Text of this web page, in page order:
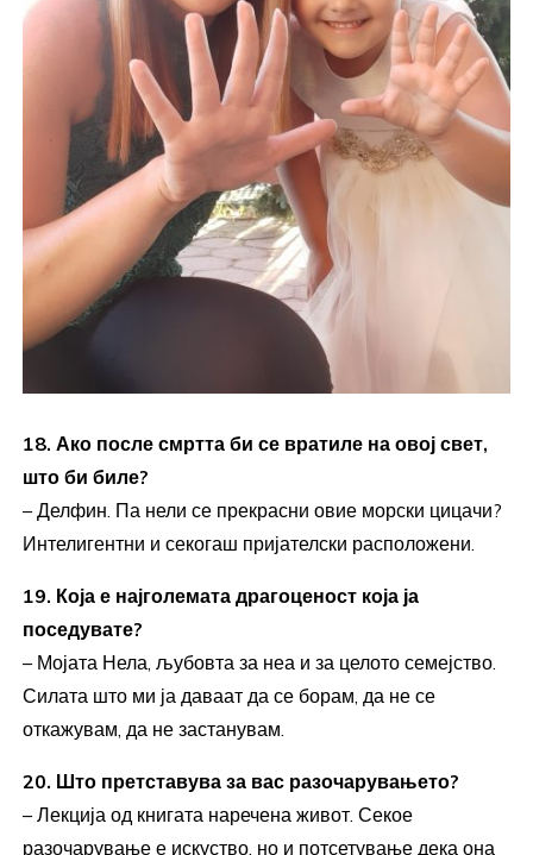
18. Ако после смртта би се вратиле на овој свет,
што би биле?
– Делфин. Па нели се прекрасни овие морски цицачи?
Интелигентни и секогаш пријателски расположени.
19. Која е најголемата драгоценост која ја
поседувате?
– Мојата Нела, љубовта за неа и за целото семејство.
Силата што ми ја даваат да се борам, да не се
откажувам, да не застанувам.
20. Што претставува за вас разочарувањето?
– Лекција од книгата наречена живот. Секое
разочарување е искуство, но и потсетување дека она